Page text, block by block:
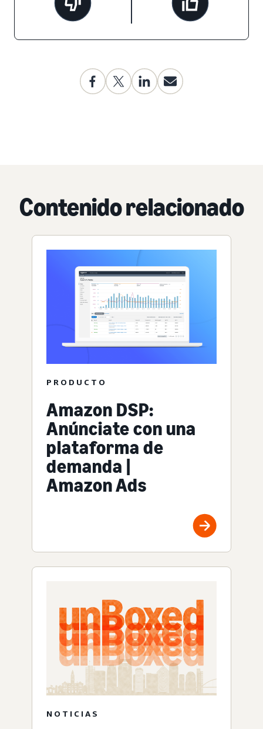
Contenido relacionado
PRODUCTO
Amazon DSP:
Anúnciate con una
plataforma de
demanda |
Amazon Ads
NOTICIAS